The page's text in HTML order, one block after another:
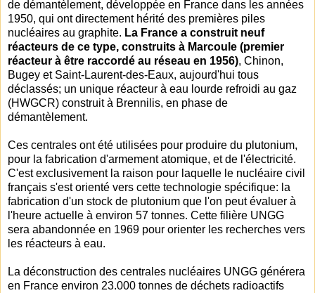
de démantèlement, développée en France dans les années
1950, qui ont directement hérité des premières piles
nucléaires au graphite. La France a construit neuf
réacteurs de ce type, construits à Marcoule (premier
réacteur à être raccordé au réseau en 1956), Chinon,
Bugey et Saint-Laurent-des-Eaux, aujourd'hui tous
déclassés; un unique réacteur à eau lourde refroidi au gaz
(HWGCR) construit à Brennilis, en phase de
démantèlement.
Ces centrales ont été utilisées pour produire du plutonium,
pour la fabrication d'armement atomique, et de l'électricité.
C'est exclusivement la raison pour laquelle le nucléaire civil
français s'est orienté vers cette technologie spécifique: la
fabrication d'un stock de plutonium que l'on peut évaluer à
l'heure actuelle à environ 57 tonnes. Cette filière UNGG
sera abandonnée en 1969 pour orienter les recherches vers
les réacteurs à eau.
La déconstruction des centrales nucléaires UNGG générera
en France environ 23.000 tonnes de déchets radioactifs